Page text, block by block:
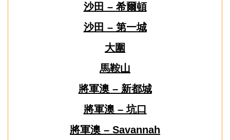
沙田 – 希爾頓
沙田 – 第一城
大圍
馬鞍山
將軍澳 – 新都城
將軍澳 – 坑口
將軍澳 – Savannah